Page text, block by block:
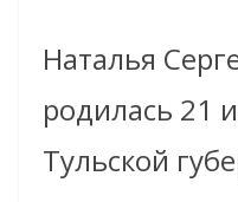
Наталья
родилась 21
Тульской